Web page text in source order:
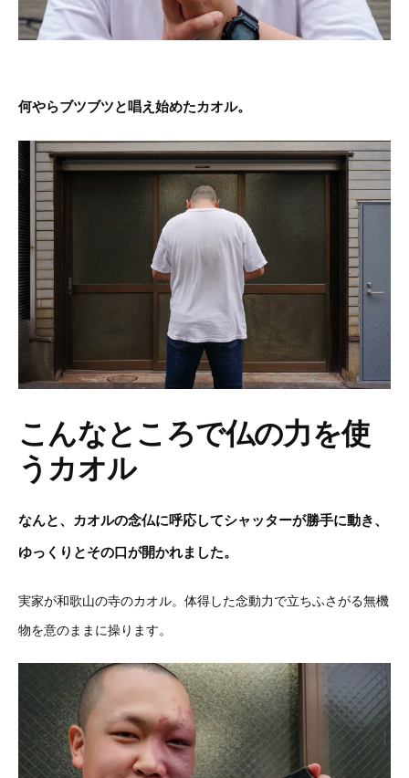
何やらブツブツと唱え始めたカオル。
こんなところで仏の力を使
うカオル
なんと、カオルの念仏に呼応してシャッターが勝手に動き、
ゆっくりとその口が開かれました。
実家が和歌山の寺のカオル。体得した念動力で立ちふさがる無機
物を意のままに操ります。